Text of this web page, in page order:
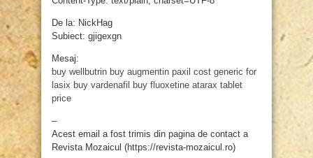
De la: NickHag
Subiect: gjigexgn
Mesaj:
buy wellbutrin buy augmentin paxil cost generic for
lasix buy vardenafil buy fluoxetine atarax tablet
price
–
Acest email a fost trimis din pagina de contact a
Revista Mozaicul (https://revista-mozaicul.ro)